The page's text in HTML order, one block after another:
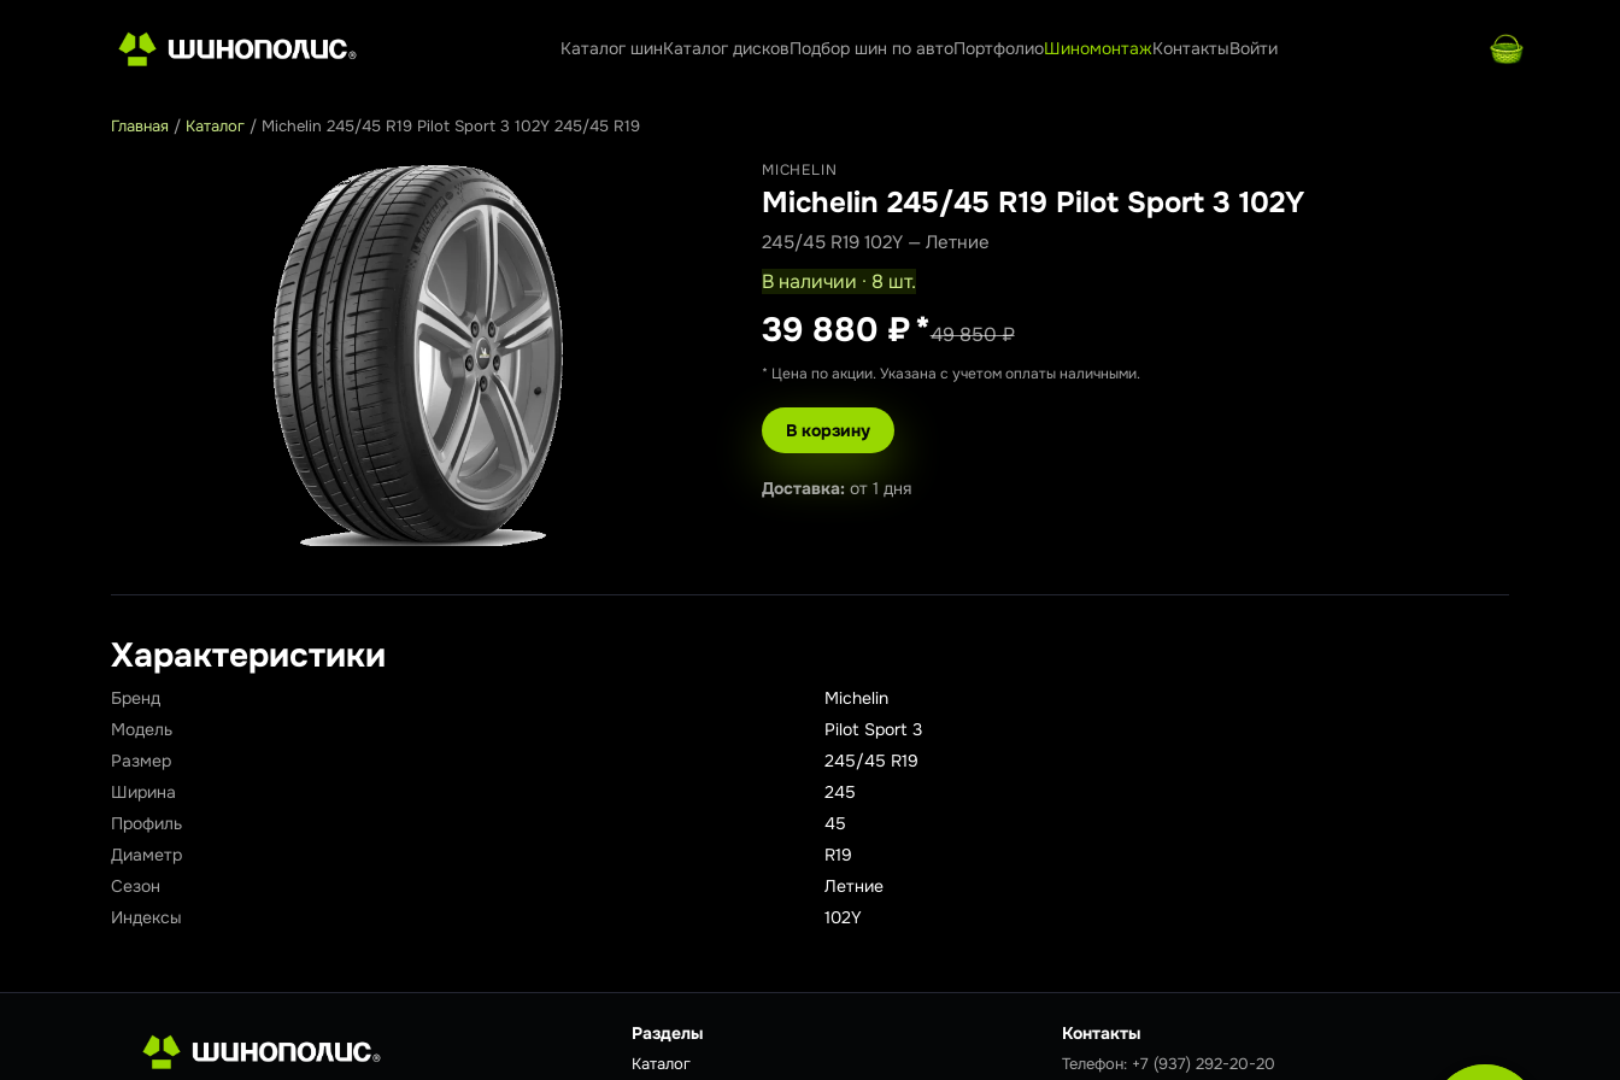
Каталог шинКаталог дисковПодбор шин по автоПортфолиоШиномонтажКонтактыВойти
Главная / Каталог / Michelin 245/45 R19 Pilot Sport 3 102Y 245/45 R19
MICHELIN
Michelin 245/45 R19 Pilot Sport 3 102Y
245/45 R19 102Y — Летние
В наличии · 8 шт.
39 880 ₽*49 850 ₽
* Цена по акции. Указана с учетом оплаты наличными.
В корзину
Доставка: от 1 дня
Характеристики
Бренд
Michelin
Модель
Pilot Sport 3
Размер
245/45 R19
Ширина
245
Профиль
45
Диаметр
R19
Сезон
Летние
Индексы
102Y
Разделы
Каталог
Контакты
Телефон: +7 (937) 292-20-20